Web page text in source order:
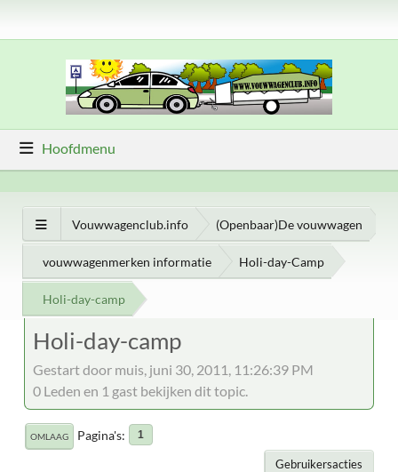
Hoofdmenu
Vouwwagenclub.info (Openbaar)De vouwwagen
vouwwagenmerken informatie Holi-day-Camp
Holi-day-camp
Holi-day-camp
Gestart door muis, juni 30, 2011, 11:26:39 PM
0 Leden en 1 gast bekijken dit topic.
OMLAAG Pagina's 1
Gebruikersacties